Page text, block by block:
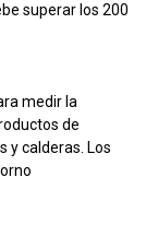
superar los 200
medir la
de
y calderas. Los